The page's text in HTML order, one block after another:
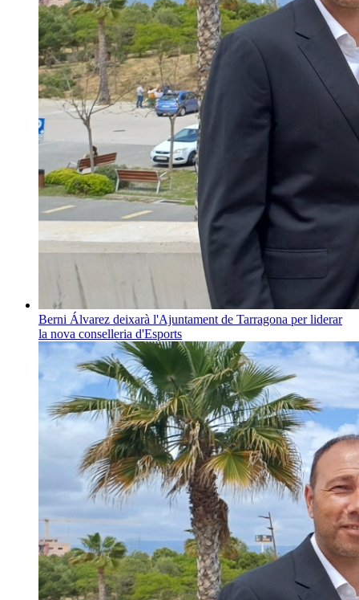
Berni Álvarez deixarà l'Ajuntament de Tarragona per liderar
la nova conselleria d'Esports